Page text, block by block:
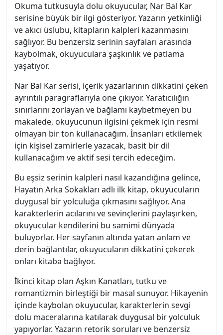
Okuma tutkusuyla dolu okuyucular, Nar Bal Kar
serisine büyük bir ilgi gösteriyor. Yazarın yetkinliği
ve akıcı üslubu, kitapların kalpleri kazanmasını
sağlıyor. Bu benzersiz serinin sayfaları arasında
kaybolmak, okuyuculara şaşkınlık ve patlama
yaşatıyor.
Nar Bal Kar serisi, içerik yazarlarının dikkatini çeken
ayrıntılı paragraflarıyla öne çıkıyor. Yaratıcılığın
sınırlarını zorlayan ve bağlamı kaybetmeyen bu
makalede, okuyucunun ilgisini çekmek için resmi
olmayan bir ton kullanacağım. İnsanları etkilemek
için kişisel zamirlerle yazacak, basit bir dil
kullanacağım ve aktif sesi tercih edeceğim.
Bu eşsiz serinin kalpleri nasıl kazandığına gelince,
Hayatın Arka Sokakları adlı ilk kitap, okuyucuların
duygusal bir yolculuğa çıkmasını sağlıyor. Ana
karakterlerin acılarını ve sevinçlerini paylaşırken,
okuyucular kendilerini bu samimi dünyada
buluyorlar. Her sayfanın altında yatan anlam ve
derin bağlantılar, okuyucuların dikkatini çekerek
onları kitaba bağlıyor.
İkinci kitap olan Aşkın Kanatları, tutku ve
romantizmin birleştiği bir masal sunuyor. Hikayenin
içinde kaybolan okuyucular, karakterlerin sevgi
dolu maceralarına katılarak duygusal bir yolculuk
yapıyorlar. Yazarın retorik soruları ve benzersiz